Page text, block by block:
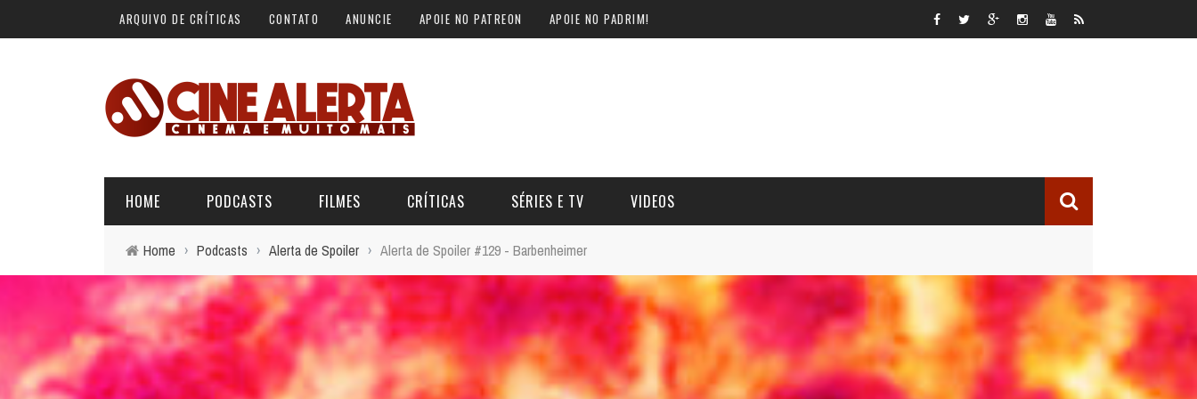
ARQUIVO DE CRÍTICAS CONTATO ANUNCIE APOIE NO PATREON APOIE NO PADRIM!
HOME PODCASTS
ALERTA VERMELHO
ALERTA DE SPOILER
FORA DA CURVA
FILMES CRÍTICAS SÉRIES E TV
ÚLTIMAS REVIEWS
VIDEOS
BÁSICO DO CINEMA
CINERAMA
Home › Podcasts › Alerta de Spoiler › Alerta de Spoiler #129 - Barbenheimer